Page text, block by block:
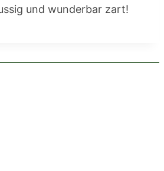
und wunderbar zart!